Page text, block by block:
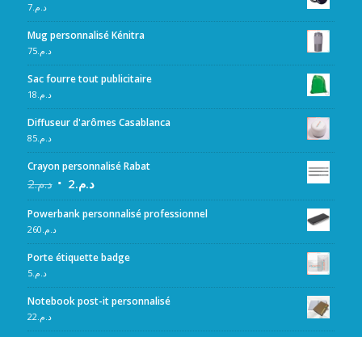
د.م.7
Mug personnalisé Kénitra
د.م.75
Sac fourre tout publicitaire
د.م.18
Diffuseur d'arômes Casablanca
د.م.85
Crayon personnalisé Rabat
د.م.2 د.م.2
Powerbank personnalisé professionnel
د.م.260
Porte étiquette badge
د.م.5
Notebook post-it personnalisé
د.م.22